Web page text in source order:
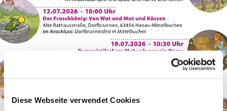
Diese Webseite verwendet Cookies